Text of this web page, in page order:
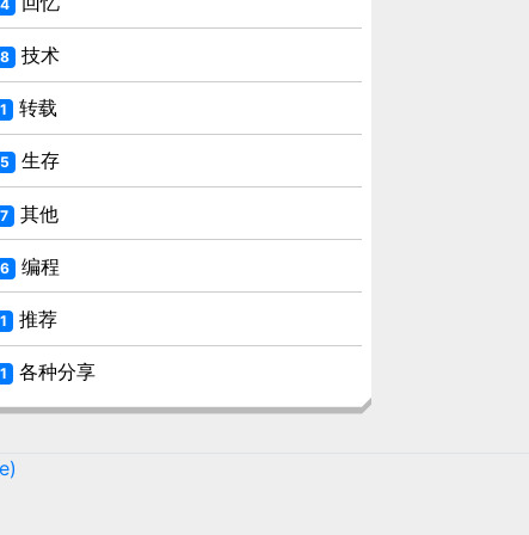
4
8 技术
1 转载
5 生存
7 其他
6 编程
1 推荐
1 各种分享